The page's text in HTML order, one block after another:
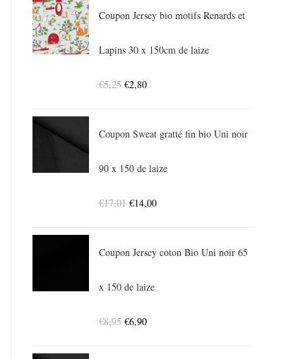
Coupon Jersey bio motifs Renards et
Lapins 30 x 150cm de laize
€5,25 €2,80
Coupon Sweat gratté fin bio Uni noir
90 x 150 de laize
€17,01 €14,00
Coupon Jersey coton Bio Uni noir 65
x 150 de laize
€8,95 €6,90